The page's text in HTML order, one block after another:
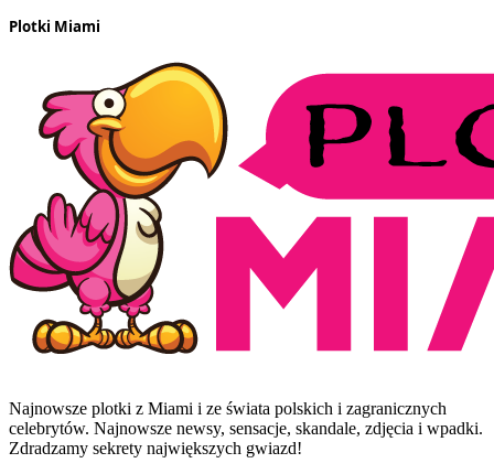
Plotki Miami
Najnowsze plotki z Miami i ze świata polskich i zagranicznych
celebrytów. Najnowsze newsy, sensacje, skandale, zdjęcia i wpadki.
Zdradzamy sekrety największych gwiazd!